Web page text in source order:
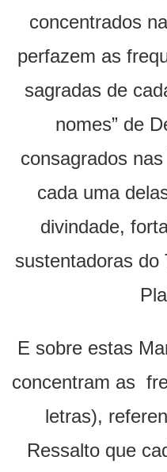
concentrados
perfazem as
sagradas de
nomes” de
consagrados
cada uma
divindade,
sustentadoras do
E sobre estas
concentram as
letras),
Ressalto que